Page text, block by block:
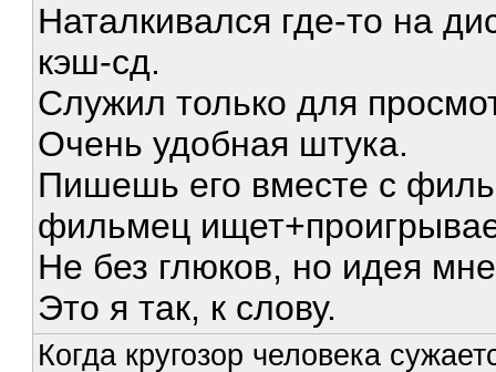
Наталкивался где-то на
кэш-сд.
Служил только для
Очень удобная штука.
Пишешь его вместе с
фильмец
Не без глюков, но идея
Это я так, к слову.
Когда кругозор человека